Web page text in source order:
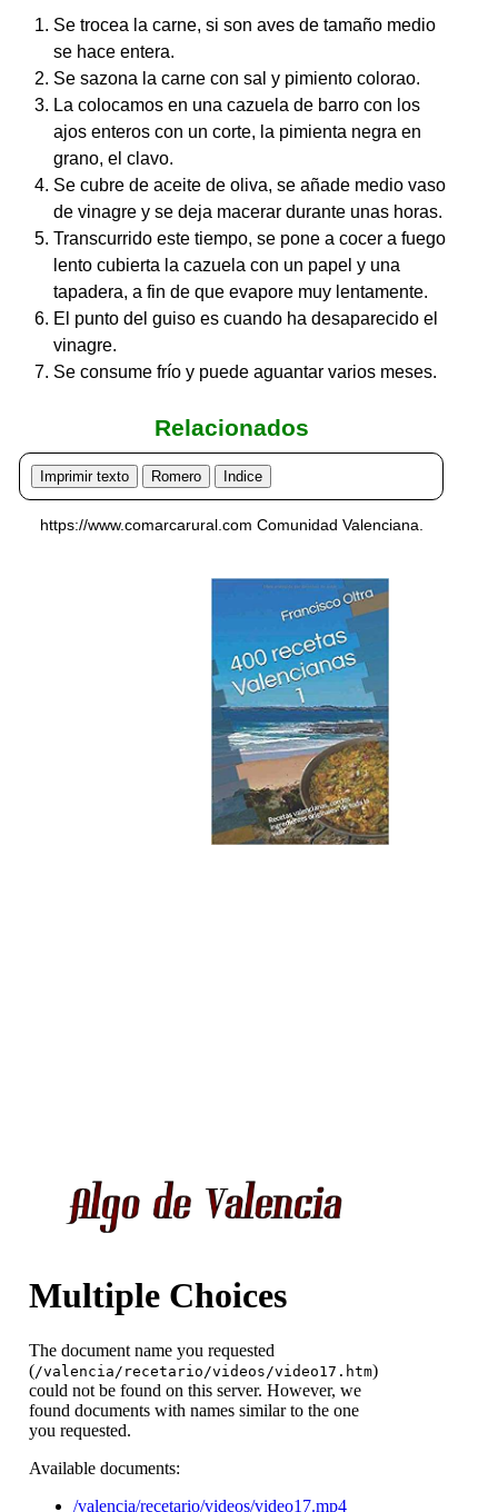
Se trocea la carne, si son aves de tamaño medio
se hace entera.
Se sazona la carne con sal y pimiento colorao.
La colocamos en una cazuela de barro con los
ajos enteros con un corte, la pimienta negra en
grano, el clavo.
Se cubre de aceite de oliva, se añade medio vaso
de vinagre y se deja macerar durante unas horas.
Transcurrido este tiempo, se pone a cocer a fuego
lento cubierta la cazuela con un papel y una
tapadera, a fin de que evapore muy lentamente.
El punto del guiso es cuando ha desaparecido el
vinagre.
Se consume frío y puede aguantar varios meses.
Relacionados
Imprimir texto Romero Indice
https://www.comarcarural.com Comunidad Valenciana.